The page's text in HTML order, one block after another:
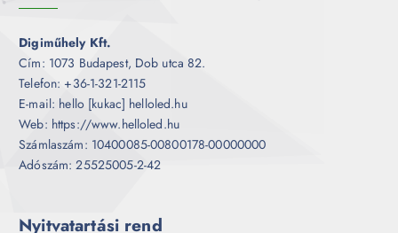
Digiműhely Kft.
Cím: 1073 Budapest, Dob utca 82.
Telefon: +36-1-321-2115
E-mail: hello [kukac] helloled.hu
Web: https://www.helloled.hu
Számlaszám: 10400085-00800178-00000000
Adószám: 25525005-2-42
Nyitvatartási rend